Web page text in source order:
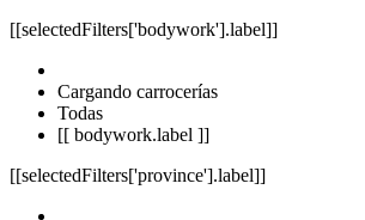
[[selectedFilters['bodywork'].label]]
Cargando carrocerías
Todas
[[ bodywork.label ]]
[[selectedFilters['province'].label]]